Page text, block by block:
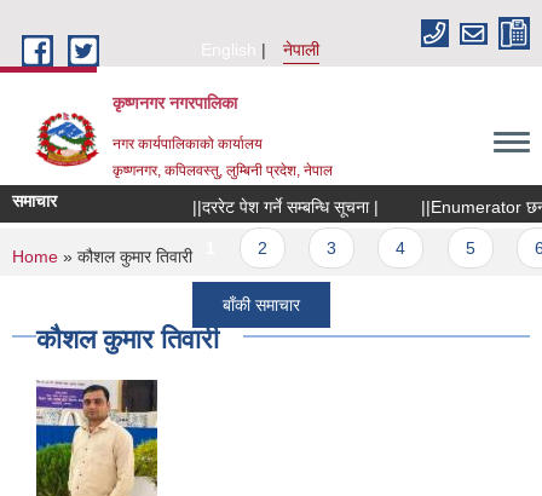
English
नेपाली
कृष्णनगर नगरपालिका
नगर कार्यपालिकाको कार्यालय
कृष्णनगर, कपिलवस्तु, लुम्बिनी प्रदेश, नेपाल
समाचार ||दररेट पेश गर्ने सम्बन्धि सूचना | ||Enumerator
Pages
1
बाँकी समाचार
You are here
Home » कौशल कुमार तिवारी
कौशल कुमार तिवारी